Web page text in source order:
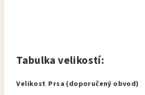
Tabulka velikostí:
Velikost Prsa (doporučený obvod)